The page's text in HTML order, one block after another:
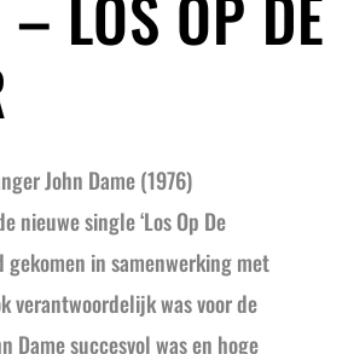
John Dame (1976)
nieuwe single ‘Los Op De
gekomen in samenwerking met
verantwoordelijk was voor de
Dame succesvol was en hoge